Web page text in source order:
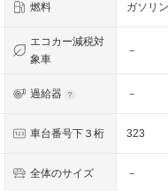
燃料 ガソリン
エコカー減税対
象車
－
過給器 －
車台番号下３桁 323
全体のサイズ －